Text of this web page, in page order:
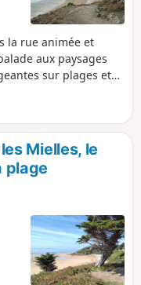
la rue animée et
aux paysages
sur plages et
Saint-Germain.
Mielles, le
plage